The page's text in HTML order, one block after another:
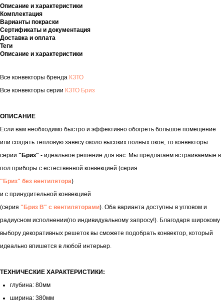
Описание и характеристики
Комплектация
Варианты покраски
Сертификаты и документация
Доставка и оплата
Теги
Описание и характеристики
Все конвекторы бренда КЗТО
Все конвекторы серии КЗТО Бриз
ОПИСАНИЕ
Если вам необходимо быстро и эффективно обогреть большое помещение
или создать тепловую завесу около высоких полных окон, то конвекторы
серии "Бриз" - идеальное решение для вас. Мы предлагаем встраиваемые в
пол приборы с естественной конвекцией (серия
"Бриз" без вентилятора)
и с принудительной конвекцией
(серия "Бриз В" с вентиляторами). Оба варианта доступны в угловом и
радиусном исполнении(по индивидуальному запросу!). Благодаря широкому
выбору декоративных решеток вы сможете подобрать конвектор, который
идеально впишется в любой интерьер.
ТЕХНИЧЕСКИЕ ХАРАКТЕРИСТИКИ:
глубина: 80мм
ширина: 380мм